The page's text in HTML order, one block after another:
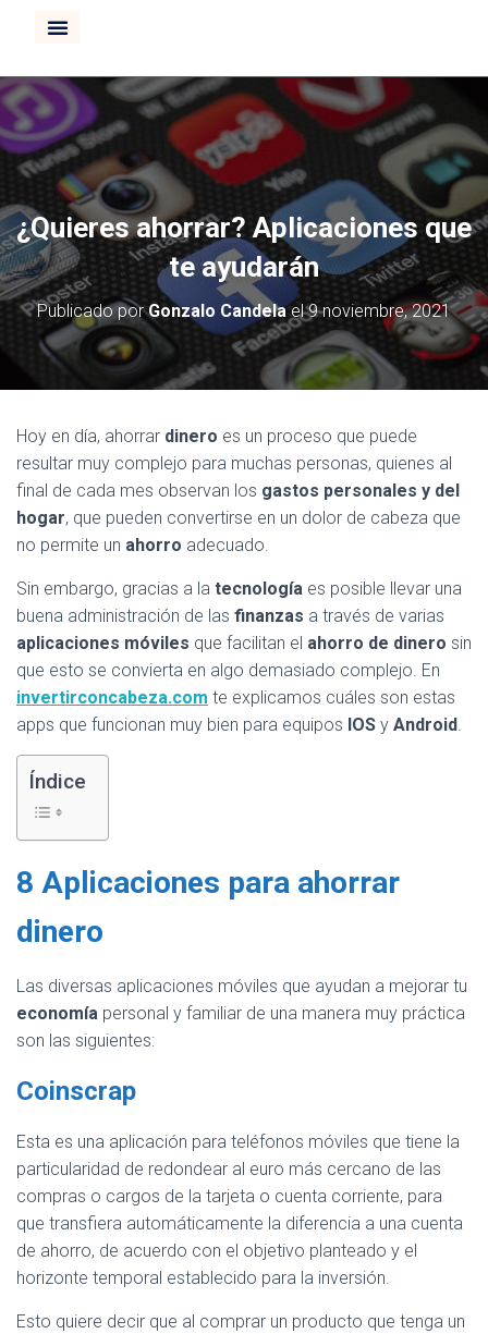
¿Quieres ahorrar? Aplicaciones que
te ayudarán
Publicado porGonzalo Candelael9 noviembre, 2021
Hoy en día, ahorrar dinero es un proceso que puede
resultar muy complejo para muchas personas, quienes al
final de cada mes observan los gastos personales y del
hogar, que pueden convertirse en un dolor de cabeza que
no permite un ahorro adecuado.
Sin embargo, gracias a la tecnología es posible llevar una
buena administración de las finanzas a través de varias
aplicaciones móviles que facilitan el ahorro de dinero sin
que esto se convierta en algo demasiado complejo. En
invertirconcabeza.com te explicamos cuáles son estas
apps que funcionan muy bien para equipos IOS y Android.
Índice
8 Aplicaciones para ahorrar
dinero
Las diversas aplicaciones móviles que ayudan a mejorar tu
economía personal y familiar de una manera muy práctica
son las siguientes:
Coinscrap
Esta es una aplicación para teléfonos móviles que tiene la
particularidad de redondear al euro más cercano de las
compras o cargos de la tarjeta o cuenta corriente, para
que transfiera automáticamente la diferencia a una cuenta
de ahorro, de acuerdo con el objetivo planteado y el
horizonte temporal establecido para la inversión.
Esto quiere decir que al comprar un producto que tenga un